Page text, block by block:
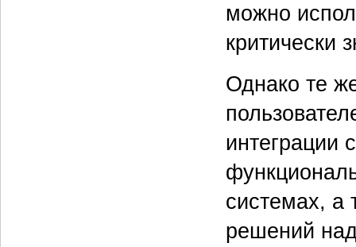
можно
критически
Однако те
интеграции
системах, а
решений